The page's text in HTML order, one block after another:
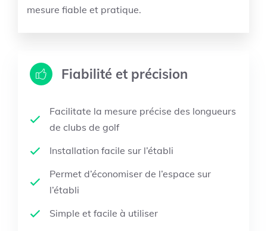
mesure fiable et pratique.
Fiabilité et précision
Facilitate la mesure précise des longueurs
de clubs de golf
Installation facile sur l’établi
Permet d’économiser de l’espace sur
l’établi
Simple et facile à utiliser